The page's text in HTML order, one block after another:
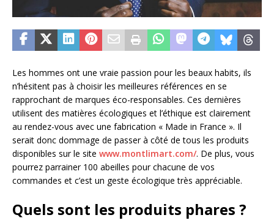
Les hommes ont une vraie passion pour les beaux habits, ils
n’hésitent pas à choisir les meilleures références en se
rapprochant de marques éco-responsables. Ces dernières
utilisent des matières écologiques et l’éthique est clairement
au rendez-vous avec une fabrication « Made in France ». Il
serait donc dommage de passer à côté de tous les produits
disponibles sur le site www.montlimart.com/. De plus, vous
pourrez parrainer 100 abeilles pour chacune de vos
commandes et c’est un geste écologique très appréciable.
Quels sont les produits phares ?